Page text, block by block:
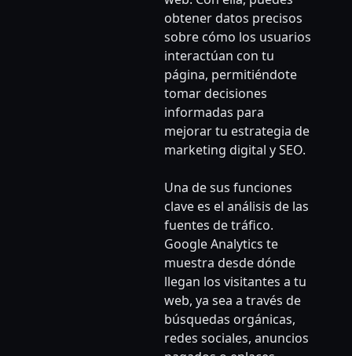
obtener datos precisos
sobre cómo los usuarios
interactúan con tu
página, permitiéndote
tomar decisiones
informadas para
mejorar tu estrategia de
marketing digital y SEO.
Una de sus funciones
clave es el análisis de las
fuentes de tráfico.
Google Analytics te
muestra desde dónde
llegan los visitantes a tu
web, ya sea a través de
búsquedas orgánicas,
redes sociales, anuncios